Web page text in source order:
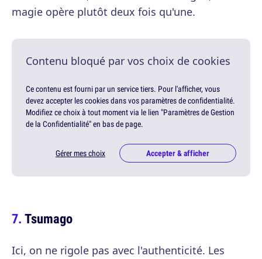
magie opère plutôt deux fois qu'une.
Contenu bloqué par vos choix de cookies
Ce contenu est fourni par un service tiers. Pour l'afficher, vous
devez accepter les cookies dans vos paramètres de confidentialité.
Modifiez ce choix à tout moment via le lien "Paramètres de Gestion
de la Confidentialité" en bas de page.
Gérer mes choix Accepter & afficher
Tsumago
Ici, on ne rigole pas avec l'authenticité. Les